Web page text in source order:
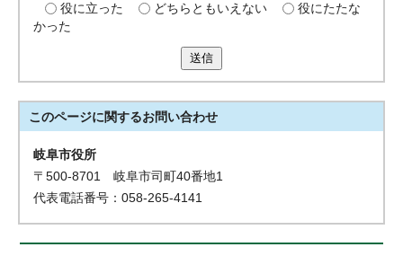
役に立った
どちらともいえない
役にたたな
かった
送信
このページに関するお問い合わせ
岐阜市役所
〒500-8701 岐阜市司町40番地1
代表電話番号：058-265-4141